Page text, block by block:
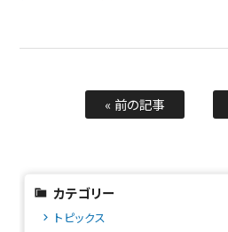
« 前の記事
カテゴリー
トピックス